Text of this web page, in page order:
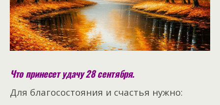
Что принесет удачу 28 сентября.
Для благосостояния и счастья нужно: